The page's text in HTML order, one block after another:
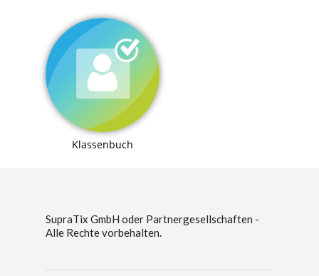
Klassenbuch
SupraTix GmbH oder Partnergesellschaften -
Alle Rechte vorbehalten.